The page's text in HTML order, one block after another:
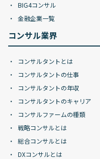
BIG4コンサル
金融企業一覧
コンサル業界
コンサルタントとは
コンサルタントの仕事
コンサルタントの年収
コンサルタントのキャリア
コンサルファームの種類
戦略コンサルとは
総合コンサルとは
DXコンサルとは